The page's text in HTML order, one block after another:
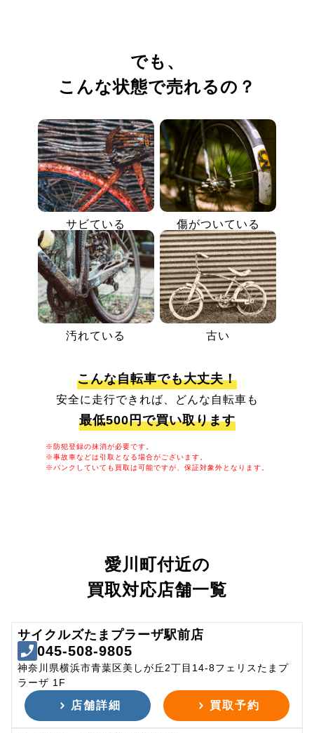
でも、
こんな状態で売れるの？
サビている 傷がついている
汚れている 古い
こんな自転車でも大丈夫！
安全に走行できれば、どんな自転車も
最低500円で買い取ります
※防犯登録の抹消が必要です。
※事故車などは引取となる場合がございます。
※パンクしていても買取は可能ですが、保証対象外となります。
愛川町付近の
買取対応店舗一覧
サイクルズたまプラーザ駅前店
045-508-9805
神奈川県横浜市青葉区美しが丘2丁目14-8フェリスたまプ
ラーザ 1F
店舗詳細 買取予約